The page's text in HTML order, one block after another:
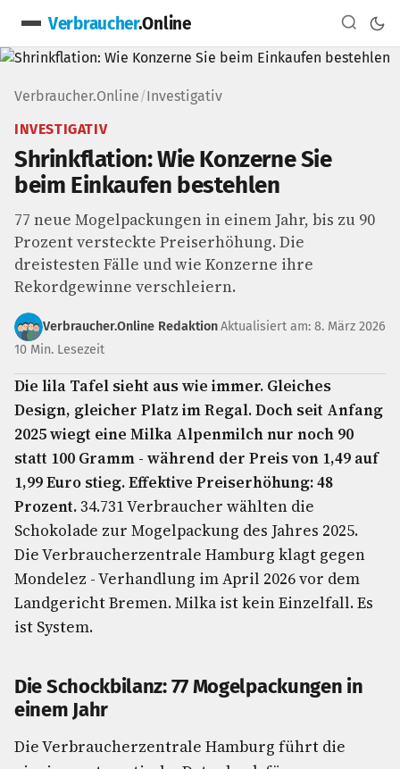
Verbraucher.Online
Verbraucher.Online/Investigativ
INVESTIGATIV
Shrinkflation: Wie Konzerne Sie
beim Einkaufen bestehlen
77 neue Mogelpackungen in einem Jahr, bis zu 90
Prozent versteckte Preiserhöhung. Die
dreistesten Fälle und wie Konzerne ihre
Rekordgewinne verschleiern.
Verbraucher.Online RedaktionAktualisiert am: 8. März 2026
10 Min. Lesezeit
Die lila Tafel sieht aus wie immer. Gleiches
Design, gleicher Platz im Regal. Doch seit Anfang
2025 wiegt eine Milka Alpenmilch nur noch 90
statt 100 Gramm - während der Preis von 1,49 auf
1,99 Euro stieg. Effektive Preiserhöhung: 48
Prozent.34.731 Verbraucher wählten die
Schokolade zur Mogelpackung des Jahres 2025.
Die Verbraucherzentrale Hamburg klagt gegen
Mondelez - Verhandlung im April 2026 vor dem
Landgericht Bremen. Milka ist kein Einzelfall. Es
ist System.
Die Schockbilanz: 77 Mogelpackungen in
einem Jahr
Die Verbraucherzentrale Hamburg führt die